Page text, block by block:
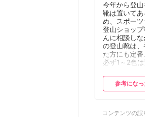
今年から登
靴は置いて
め、スポーツ
登山ショッ
んに相談し
の登山靴は
た方にも定
必ず1～2色
く、もう少し
ですが、1つ
われてお試し
参考になっ
コンテンツの